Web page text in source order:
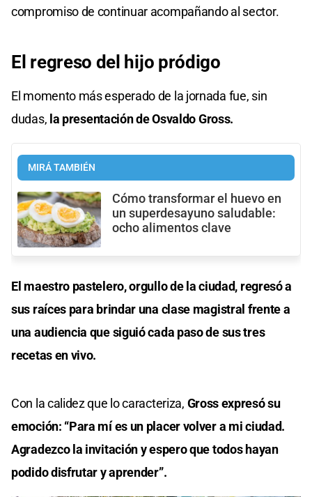
compromiso de continuar acompañando al sector.
El regreso del hijo pródigo
El momento más esperado de la jornada fue, sin
dudas, la presentación de Osvaldo Gross.
MIRÁ TAMBIÉN
Cómo transformar el huevo en
un superdesayuno saludable:
ocho alimentos clave
El maestro pastelero, orgullo de la ciudad, regresó a
sus raíces para brindar una clase magistral frente a
una audiencia que siguió cada paso de sus tres
recetas en vivo.
Con la calidez que lo caracteriza, Gross expresó su
emoción: “Para mí es un placer volver a mi ciudad.
Agradezco la invitación y espero que todos hayan
podido disfrutar y aprender”.